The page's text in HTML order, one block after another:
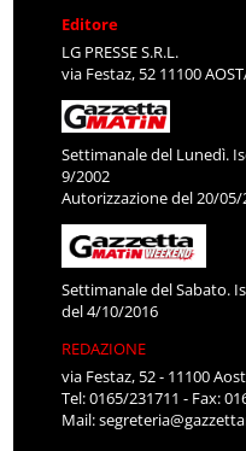
Editore
LG PRESSE S.R.L.
via Festaz, 52 11100
Settimanale del Lunedì.
9/2002
Autorizzazione del 20/05/
Settimanale del Sabato.
del 4/10/2016
REDAZIONE
via Festaz, 52 - 11100
Tel: 0165/231711 - Fax:
Mail: